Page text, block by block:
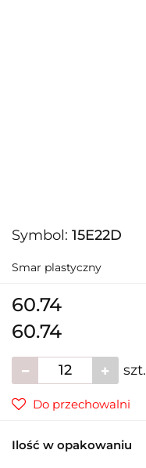
Symbol: 15E22D
Smar plastyczny
60.74
60.74
szt.
Do przechowalni
Ilość w opakowaniu